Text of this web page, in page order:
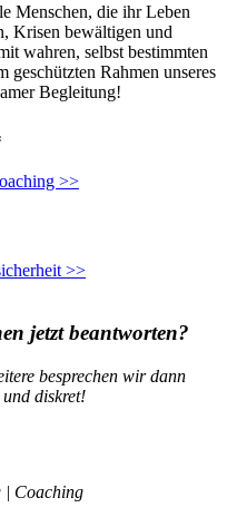
Menschen, die ihr Leben
Krisen bewältigen und
wahren, selbst bestimmten
Rahmen unseres
Begleitung!
>>
>>
jetzt beantworten?
besprechen wir dann
diskret!
| Coaching